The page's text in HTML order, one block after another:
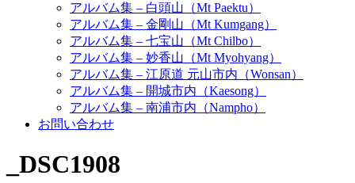
アルバム集 – 白頭山（Mt Paektu）
アルバム集 – 金剛山（Mt Kumgang）
アルバム集 – 七宝山（Mt Chilbo）
アルバム集 – 妙香山（Mt Myohyang）
アルバム集 – 江原道 元山市内（Wonsan）
アルバム集 – 開城市内（Kaesong）
アルバム集 – 南浦市内（Nampho）
お問い合わせ
_DSC1908